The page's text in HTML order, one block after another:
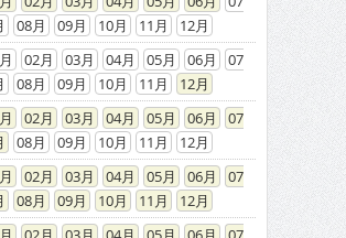
08
09 10 11
12
02 03 04 05 06
07
08
09 10 11
12
02 03 04 05 06
07
08
09 10 11
12
02 03 04 05 06
07
08
09 10 11
12